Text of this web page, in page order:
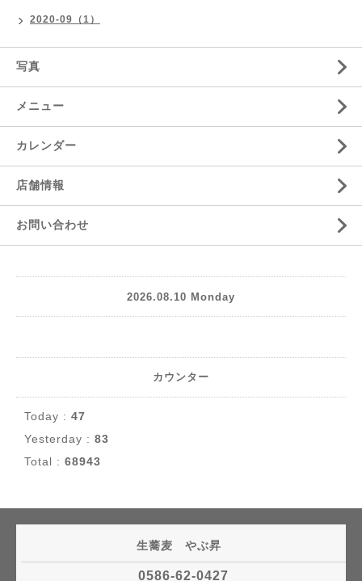
2020-09（1）
写真
メニュー
カレンダー
店舗情報
お問い合わせ
2026.08.10 Monday
カウンター
Today : 47
Yesterday : 83
Total : 68943
生蕎麦 やぶ昇
0586-62-0427